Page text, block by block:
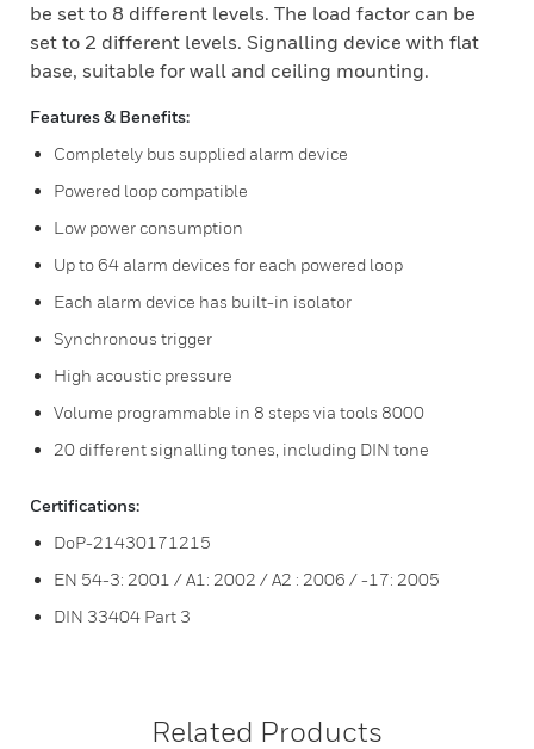
be set to 8 different levels. The load factor can be
set to 2 different levels. Signalling device with flat
base, suitable for wall and ceiling mounting.
Features & Benefits:
Completely bus supplied alarm device
Powered loop compatible
Low power consumption
Up to 64 alarm devices for each powered loop
Each alarm device has built-in isolator
Synchronous trigger
High acoustic pressure
Volume programmable in 8 steps via tools 8000
20 different signalling tones, including DIN tone
Certifications:
DoP-21430171215
EN 54-3: 2001 / A1: 2002 / A2 : 2006 / -17: 2005
DIN 33404 Part 3
Related Products